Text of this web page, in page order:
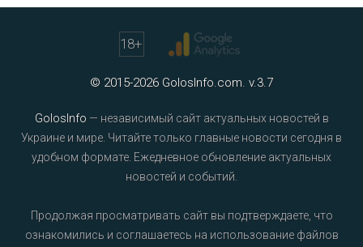
18+
© 2015-2026 GolosInfo.com. v.3.7
GolosInfo — независимый сайт актуальных новостей в
Украине и мире. Читайте только главные новости сегодня в
удобном формате. Ежедневное обновление актуальных
новостей и событий.
Продолжая просматривать сайт вы подтверждаете, что
ознакомились и соглашаетесь на использование файлов